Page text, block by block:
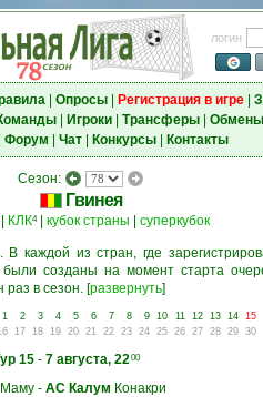
логин
| Опросы| Регистрация в игре|
| Игроки| Трансферы| Обмены
Форум Чат| Конкурсы| Контакты
Сезон:
Гвинея
КЛК4| кубок страны суперкубок
каждой из стран, где
созданы на момент старта
раз в сезон. [развернуть]
1 2 3 4 5 6 7 8 9 10 11 12 13 14
15
17 18 19 20 21 22 23 24 25 26 27 28 29 30
15- 7 августа, 2200
- АС Калум Конакри